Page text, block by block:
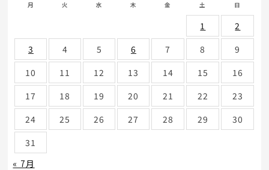
月 火 水 木 金 土 日
1
2
3
4 5 6 7 8
9
10
11 12 13 14 15
16
17
18 19 20 21 22
23
24
25 26 27 28 29
30
31
« 7月